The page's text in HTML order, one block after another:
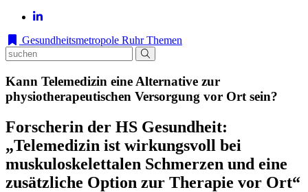
Gesundheitsmetropole Ruhr Themen
Kann Telemedizin eine Alternative zur
physiotherapeutischen Versorgung vor Ort sein?
Forscherin der HS Gesundheit:
„Telemedizin ist wirkungsvoll bei
muskuloskelettalen Schmerzen und eine
zusätzliche Option zur Therapie vor Ort“